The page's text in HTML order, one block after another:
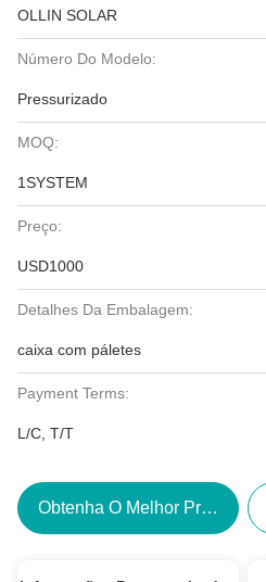
OLLIN SOLAR
Número Do Modelo:
Pressurizado
MOQ:
1SYSTEM
Preço:
USD1000
Detalhes Da Embalagem:
caixa com páletes
Payment Terms:
L/C, T/T
Obtenha O Melhor Preço